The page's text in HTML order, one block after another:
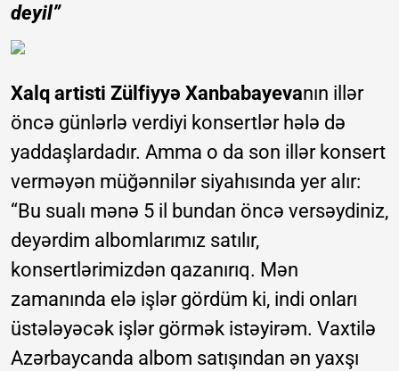
deyil”
Xalq artisti Zülfiyyə Xanbabayevanın illər
öncə günlərlə verdiyi konsertlər hələ də
yaddaşlardadır. Amma o da son illər konsert
verməyən müğənnilər siyahısında yer alır:
“Bu sualı mənə 5 il bundan öncə versəydiniz,
deyərdim albomlarımız satılır,
konsertlərimizdən qazanırıq. Mən
zamanında elə işlər gördüm ki, indi onları
üstələyəcək işlər görmək istəyirəm. Vaxtilə
Azərbaycanda albom satışından ən yaxşı